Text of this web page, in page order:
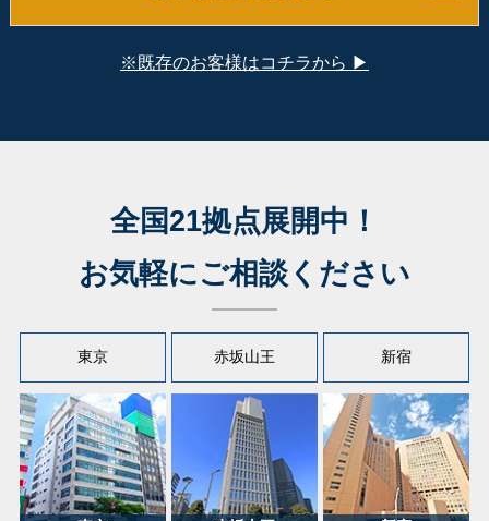
※既存のお客様はコチラから ▶
全国21拠点展開中！
お気軽にご相談ください
東京 赤坂山王 新宿